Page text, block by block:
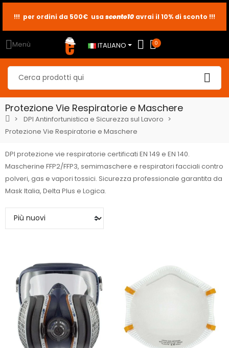
sconto2
sconto5
sconto10
Menù ITALIANO 0
Protezione Vie Respiratorie e Maschere
DPI Antinfortunistica e Sicurezza sul Lavoro
Protezione Vie Respiratorie e Maschere
DPI protezione vie respiratorie certificati EN 149 e EN 140.
Mascherine FFP2/FFP3, semimaschere e respiratori facciali contro
polveri, gas e vapori tossici. Sicurezza professionale garantita da
Mask Italia, Delta Plus e Logica.